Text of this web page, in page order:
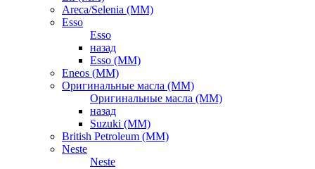
Areca/Selenia (ММ)
Esso
Esso
назад
Esso (ММ)
Eneos (ММ)
Оригинальные масла (ММ)
Оригинальные масла (ММ)
назад
Suzuki (ММ)
British Petroleum (ММ)
Neste
Neste